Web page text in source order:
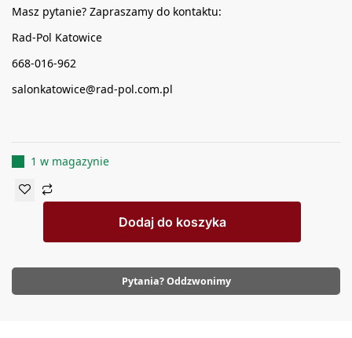
Masz pytanie? Zapraszamy do kontaktu:
Rad-Pol Katowice
668-016-962
salonkatowice@rad-pol.com.pl
1 w magazynie
Dodaj do koszyka
Pytania? Oddzwonimy